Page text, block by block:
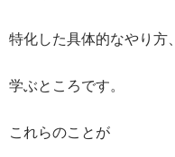
特化した具体的なやり方
学ぶところです。
これらのことが